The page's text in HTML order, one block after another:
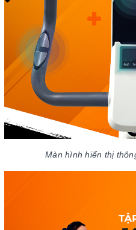
Màn hình hiển thị